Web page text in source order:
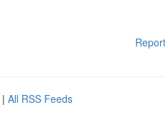
| All RSS Feeds